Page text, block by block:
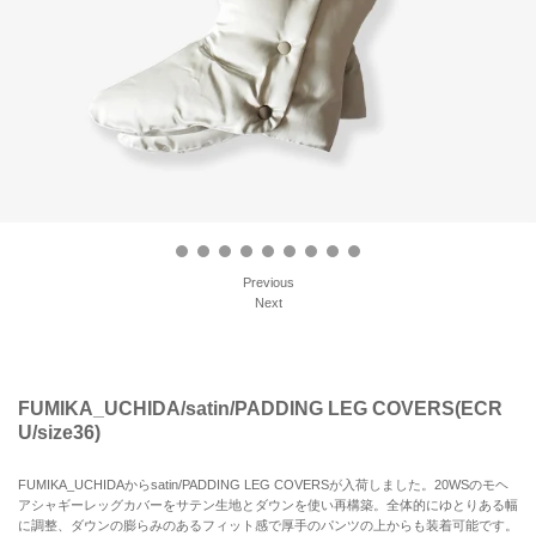
Previous
Next
FUMIKA_UCHIDA/satin/PADDING LEG COVERS(ECR
U/size36)
FUMIKA_UCHIDAからsatin/PADDING LEG COVERSが入荷しました。20WSのモヘ
アシャギーレッグカバーをサテン生地とダウンを使い再構築。全体的にゆとりある幅
に調整、ダウンの膨らみのあるフィット感で厚手のパンツの上からも装着可能です。